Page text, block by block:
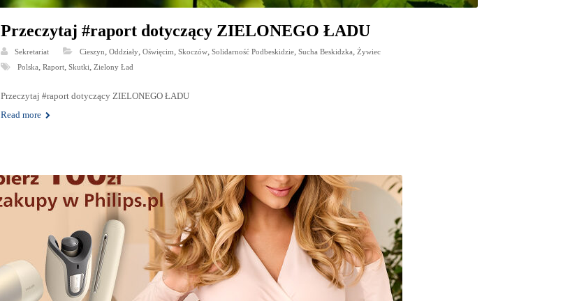
Przeczytaj #raport dotyczący ZIELONEGO ŁADU
Sekretariat Cieszyn,Oddziały,Oświęcim,Skoczów,Solidarność Podbeskidzie,Sucha Beskidzka,Żywiec
Polska,Raport,Skutki,Zielony Ład
Przeczytaj #raport dotyczący ZIELONEGO ŁADU
Read more